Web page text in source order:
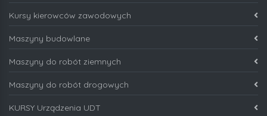
Kursy kierowców zawodowych
Maszyny budowlane
Maszyny do robót ziemnych
Maszyny do robót drogowych
KURSY Urządzenia UDT